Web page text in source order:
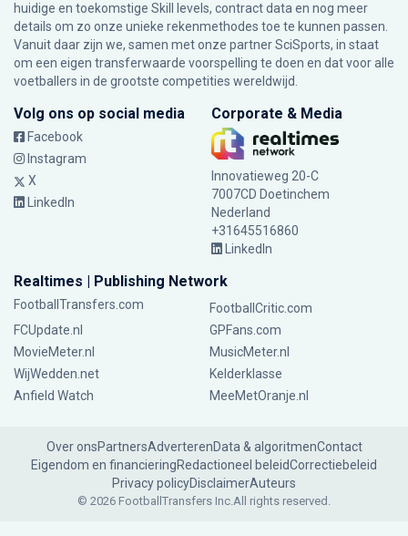
huidige en toekomstige Skill levels, contract data en nog meer
details om zo onze unieke rekenmethodes toe te kunnen passen.
Vanuit daar zijn we, samen met onze partner SciSports, in staat
om een eigen transferwaarde voorspelling te doen en dat voor alle
voetballers in de grootste competities wereldwijd.
Volg ons op social media
Facebook
Instagram
X
LinkedIn
Corporate & Media
Innovatieweg 20-C
7007CD Doetinchem
Nederland
+31645516860
LinkedIn
Realtimes | Publishing Network
FootballTransfers.com
FootballCritic.com
FCUpdate.nl
GPFans.com
MovieMeter.nl
MusicMeter.nl
WijWedden.net
Kelderklasse
Anfield Watch
MeeMetOranje.nl
Over onsPartnersAdverterenData & algoritmenContact
Eigendom en financieringRedactioneel beleidCorrectiebeleid
Privacy policyDisclaimerAuteurs
© 2026 FootballTransfers Inc.All rights reserved.